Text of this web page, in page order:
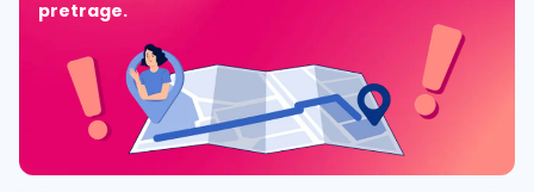
pretrage.